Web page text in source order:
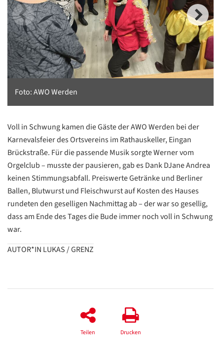
Foto: AWO Werden
Voll in Schwung kamen die Gäste der AWO Werden bei der
Karnevalsfeier des Ortsvereins im Rathauskeller, Eingan
Brückstraße. Für die passende Musik sorgte Werner vom
Orgelclub – musste der pausieren, gab es Dank DJane Andrea
keinen Stimmungsabfall. Preiswerte Getränke und Berliner
Ballen, Blutwurst und Fleischwurst auf Kosten des Hauses
rundeten den geselligen Nachmittag ab – der war so gesellig,
dass am Ende des Tages die Bude immer noch voll in Schwung
war.
AUTOR*IN LUKAS / GRENZ
Teilen Drucken
Datenschutzerklärung